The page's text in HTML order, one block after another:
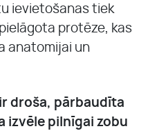
ievietošanas tiek
protēze, kas
anatomijai un
droša, pārbaudīta
izvēle pilnīgai zobu